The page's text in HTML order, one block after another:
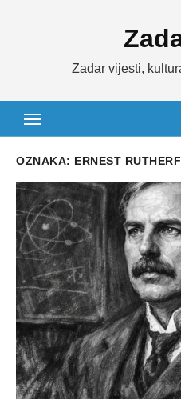
Zadar vijesti,
OZNAKA: ERNEST